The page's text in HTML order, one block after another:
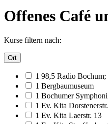
Offenes Café
Kurse filtern nach:
Ort
1 98,5 Radio Bochum;
1 Bergbaumuseum
1 Bochumer
1 Ev. Kita
1 Ev. Kita Laerstr. 13